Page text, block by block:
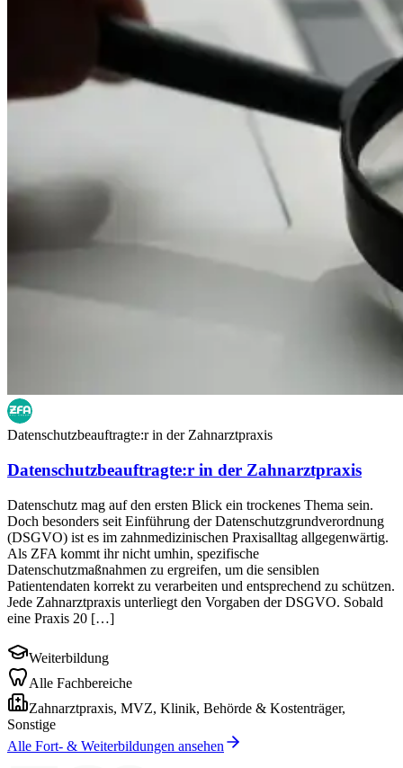
Datenschutzbeauftragte:r in der Zahnarztpraxis
Datenschutzbeauftragte:r in der Zahnarztpraxis
Datenschutz mag auf den ersten Blick ein trockenes Thema sein.
Doch besonders seit Einführung der Datenschutzgrundverordnung
(DSGVO) ist es im zahnmedizinischen Praxisalltag allgegenwärtig.
Als ZFA kommt ihr nicht umhin, spezifische
Datenschutzmaßnahmen zu ergreifen, um die sensiblen
Patientendaten korrekt zu verarbeiten und entsprechend zu schützen.
Jede Zahnarztpraxis unterliegt den Vorgaben der DSGVO. Sobald
eine Praxis 20 […]
Weiterbildung
Alle Fachbereiche
Zahnarztpraxis, MVZ, Klinik, Behörde & Kostenträger,
Sonstige
Alle Fort- & Weiterbildungen ansehen